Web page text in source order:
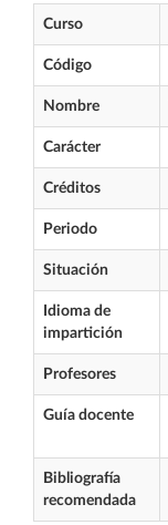
Curso
Código
Nombre
Carácter
Créditos
Periodo
Situación
Idioma de
impartición
Profesores
Guía docente
Bibliografía
recomendada